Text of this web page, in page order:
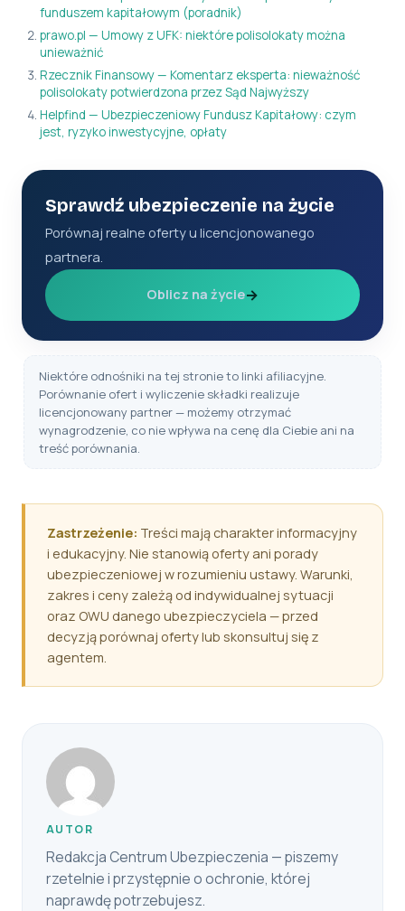
funduszem kapitałowym (poradnik)
prawo.pl — Umowy z UFK: niektóre polisolokaty można
unieważnić
Rzecznik Finansowy — Komentarz eksperta: nieważność
polisolokaty potwierdzona przez Sąd Najwyższy
Helpfind — Ubezpieczeniowy Fundusz Kapitałowy: czym
jest, ryzyko inwestycyjne, opłaty
Sprawdź ubezpieczenie na życie
Porównaj realne oferty u licencjonowanego
partnera.
Oblicz na życie→
Niektóre odnośniki na tej stronie to linki afiliacyjne.
Porównanie ofert i wyliczenie składki realizuje
licencjonowany partner — możemy otrzymać
wynagrodzenie, co nie wpływa na cenę dla Ciebie ani na
treść porównania.
Zastrzeżenie: Treści mają charakter informacyjny
i edukacyjny. Nie stanowią oferty ani porady
ubezpieczeniowej w rozumieniu ustawy. Warunki,
zakres i ceny zależą od indywidualnej sytuacji
oraz OWU danego ubezpieczyciela — przed
decyzją porównaj oferty lub skonsultuj się z
agentem.
AUTOR
Redakcja Centrum Ubezpieczenia — piszemy
rzetelnie i przystępnie o ochronie, której
naprawdę potrzebujesz.